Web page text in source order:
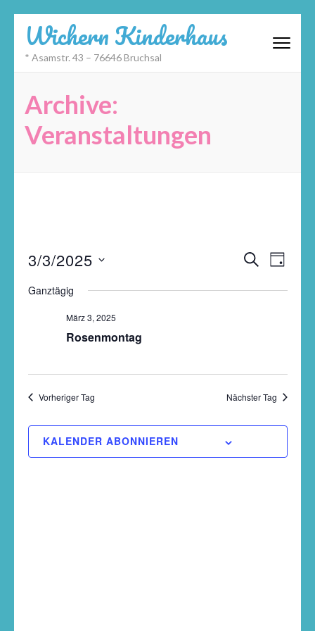
Inhalt
springen
Wichern Kinderhaus
* Asamstr. 43 – 76646 Bruchsal
Archive:
Veranstaltungen
Suche
und
SUCHE
TAG
3/3/2025
Datum
Ganztägig
März 3, 2025
Rosenmontag
Vorheriger Tag Nächster Tag
KALENDER ABONNIEREN